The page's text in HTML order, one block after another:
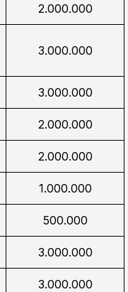
2.000.000
3.000.000
3.000.000
2.000.000
2.000.000
1.000.000
500.000
3.000.000
3.000.000